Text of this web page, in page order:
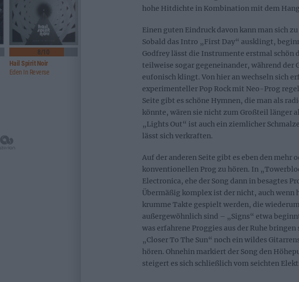
hohe Hitdichte in Kombination mit dem
Einen guten Eindruck davon kann man sich
Sobald das Intro „First Day“ ausklingt,
Godfrey lässt die Instrumente erstmal schön
teilweise sogar gegeneinander, während der
eufonisch klingt. Von hier an wechseln sich
experimenteller Pop Rock mit Neo-Prog
Seite gibt es schöne Hymnen, die man als
könnte, wären sie nicht zum Großteil länger
„Lights Out“ ist auch ein ziemlicher
lässt sich verkraften.
Auf der anderen Seite gibt es eben den mehr
konventionellen Prog zu hören. In
Electronica, ehe der Song dann in besagtes
Übermäßig komplex ist der nicht, auch wenn
krumme Takte gespielt werden, die
außergewöhnlich sind – „Signs“ etwa
was erfahrene Proggies aus der Ruhe
„Closer To The Sun“ noch ein wildes
hören. Ohnehin markiert der Song den
steigert es sich schließlich vom seichten
8/10
Hail Spirit Noir
Eden In Reverse